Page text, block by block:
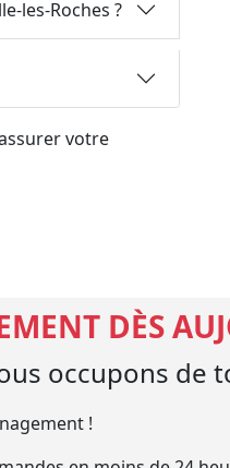
les-Roches ?
votre
DÈS
occupons de
!